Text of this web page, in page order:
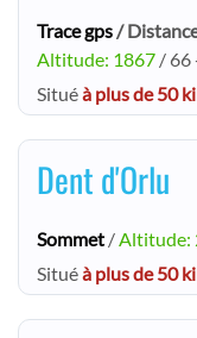
Trace gps /
Altitude: 1867 / 66
Situéà plus de 50
Dent d'Orlu
Sommet / Altitude:
Situéà plus de 50